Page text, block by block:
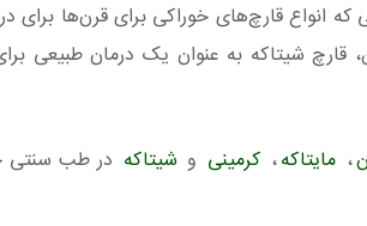
انواع قارچ‌های خوراکی برای قرن‌ها برای
شیتاکه به عنوان یک درمان طبیعی برای
، مایتاکه، کرمینی و شیتاکه در طب سنتی